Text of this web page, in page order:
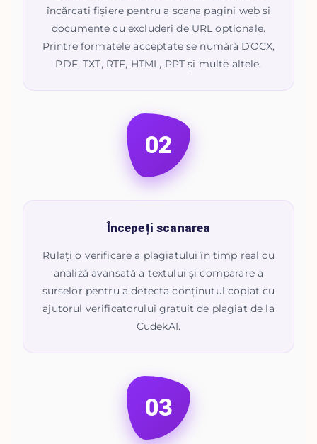
încărcați fișiere pentru a scana pagini web și
documente cu excluderi de URL opționale.
Printre formatele acceptate se numără DOCX,
PDF, TXT, RTF, HTML, PPT și multe altele.
02
Începeți scanarea
Rulați o verificare a plagiatului în timp real cu
analiză avansată a textului și comparare a
surselor pentru a detecta conținutul copiat cu
ajutorul verificatorului gratuit de plagiat de la
CudekAI.
03